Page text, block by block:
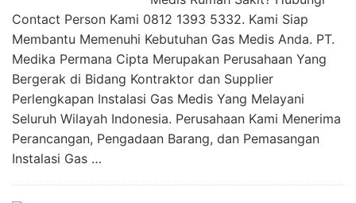
Contact Person Kami 0812 1393 5332. Kami Siap
Membantu Memenuhi Kebutuhan Gas Medis Anda. PT.
Medika Permana Cipta Merupakan Perusahaan Yang
Bergerak di Bidang Kontraktor dan Supplier
Perlengkapan Instalasi Gas Medis Yang Melayani
Seluruh Wilayah Indonesia. Perusahaan Kami Menerima
Perancangan, Pengadaan Barang, dan Pemasangan
Instalasi Gas …